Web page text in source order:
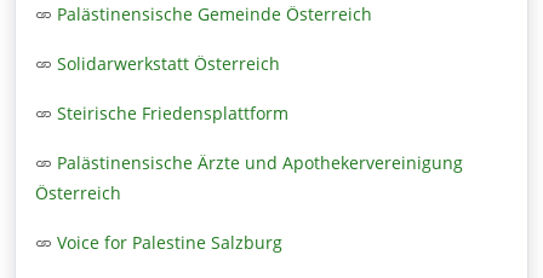
Palästinensische Gemeinde Österreich
Solidarwerkstatt Österreich
Steirische Friedensplattform
Palästinensische Ärzte und Apothekervereinigung
Österreich
Voice for Palestine Salzburg